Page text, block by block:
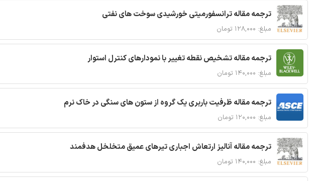
ترجمه مقاله ترانسفورمیتی خورشیدی سوخت های نفتی
مبلغ: ۱۲۸,۰۰۰ تومان
ترجمه مقاله تشخیص نقطه تغییر با نمودارهای کنترل استوار
مبلغ: ۱۴۰,۰۰۰ تومان
ترجمه مقاله ظرفیت باربری یک گروه از ستون های سنگی در خاک نرم
مبلغ: ۱۲۰,۰۰۰ تومان
ترجمه مقاله آنالیز ارتعاش اجباری تیرهای عمیق متخلخل هدفمند
مبلغ: ۱۴۰,۰۰۰ تومان